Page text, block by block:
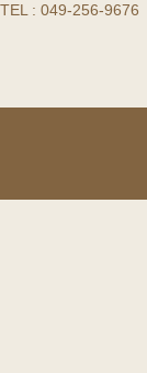
TEL : 049-256-